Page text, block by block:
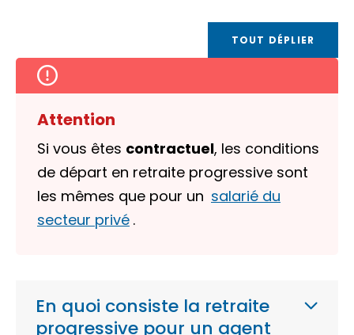
TOUT DÉPLIER
Attention
Si vous êtes contractuel, les conditions
de départ en retraite progressive sont
les mêmes que pour un salarié du
secteur privé .
En quoi consiste la retraite
progressive pour un agent